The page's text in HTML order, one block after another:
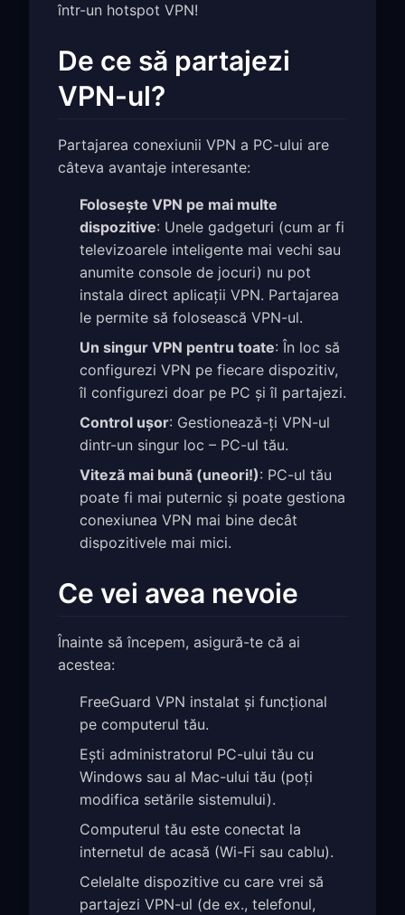
într-un hotspot VPN!
De ce să partajezi
VPN-ul?
Partajarea conexiunii VPN a PC-ului are
câteva avantaje interesante:
Folosește VPN pe mai multe
dispozitive: Unele gadgeturi (cum ar fi
televizoarele inteligente mai vechi sau
anumite console de jocuri) nu pot
instala direct aplicații VPN. Partajarea
le permite să folosească VPN-ul.
Un singur VPN pentru toate: În loc să
configurezi VPN pe fiecare dispozitiv,
îl configurezi doar pe PC și îl partajezi.
Control ușor: Gestionează-ți VPN-ul
dintr-un singur loc – PC-ul tău.
Viteză mai bună (uneori!): PC-ul tău
poate fi mai puternic și poate gestiona
conexiunea VPN mai bine decât
dispozitivele mai mici.
Ce vei avea nevoie
Înainte să începem, asigură-te că ai
acestea:
FreeGuard VPN instalat și funcțional
pe computerul tău.
Ești administratorul PC-ului tău cu
Windows sau al Mac-ului tău (poți
modifica setările sistemului).
Computerul tău este conectat la
internetul de acasă (Wi-Fi sau cablu).
Celelalte dispozitive cu care vrei să
partajezi VPN-ul (de ex., telefonul,